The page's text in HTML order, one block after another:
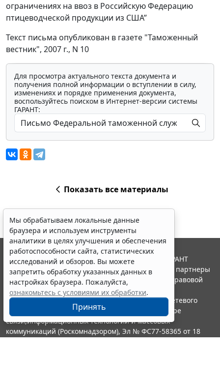
ограничениях на ввоз в Российскую Федерацию
птицеводческой продукции из США”
Текст письма опубликован в газете "Таможенный
вестник", 2007 г., N 10
Для просмотра актуального текста документа и
получения полной информации о вступлении в силу,
изменениях и порядке применения документа,
воспользуйтесь поиском в Интернет-версии системы
ГАРАНТ:
Показать все материалы
Мы обрабатываем локальные данные
браузера и используем инструменты
аналитики в целях улучшения и обеспечения
работоспособности сайта, статистических
исследований и обзоров. Вы можете
запретить обработку указанных данных в
настройках браузера. Пожалуйста,
ознакомьтесь с условиями их обработки.
Принять
© ООО "НПП "ГАРАНТ-СЕРВИС", 2026. Система ГАРАНТ
выпускается с 1990 года. Компания "Гарант" и ее партнеры
являются участниками Российской ассоциации правовой
информации ГАРАНТ.
Портал ГАРАНТ.РУ зарегистрирован в качестве сетевого
издания Федеральной службой по надзору в сфере
связи,информационных технологий и массовых
коммуникаций (Роскомнадзором), Эл № ФС77-58365 от 18